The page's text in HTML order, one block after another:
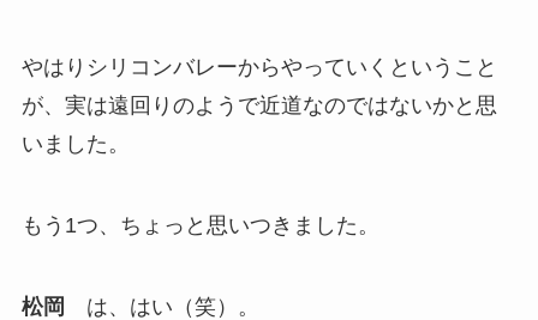
やはりシリコンバレーからやっていくということ
が、実は遠回りのようで近道なのではないかと思
いました。
もう1つ、ちょっと思いつきました。
松岡 は、はい（笑）。